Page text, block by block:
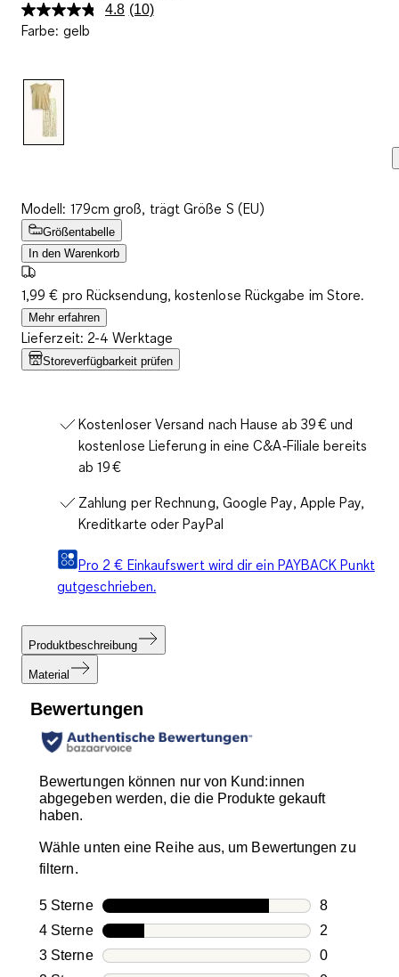
4.8 10
(10)
Farbe: gelb
Modell: 179cm groß, trägt Größe S (EU)
Größentabelle
In den Warenkorb
1,99 € pro Rücksendung, kostenlose Rückgabe im Store.
Mehr erfahren
Lieferzeit: 2-4 Werktage
Storeverfügbarkeit prüfen
Kostenloser Versand nach Hause ab 39 € und
kostenlose Lieferung in eine C&A‑Filiale bereits
ab 19 €
Zahlung per Rechnung, Google Pay, Apple Pay,
Kreditkarte oder PayPal
Pro 2 € Einkaufswert wird dir ein PAYBACK Punkt
gutgeschrieben.
Produktbeschreibung
Material
Bewertungen
Bewertungen können nur von Kund:innen
abgegeben werden, die die Produkte gekauft
haben.
Wähle unten eine Reihe aus, um Bewertungen zu
filtern.
5 SterneSterne
8
8
4 SterneSterne
2
2
3 SterneSterne
0